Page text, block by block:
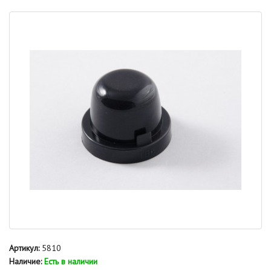
Артикул:5810
Наличие: Есть в наличии